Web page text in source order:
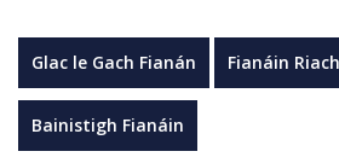
Glac le Gach Fianán Fianáin
Bainistigh Fianáin